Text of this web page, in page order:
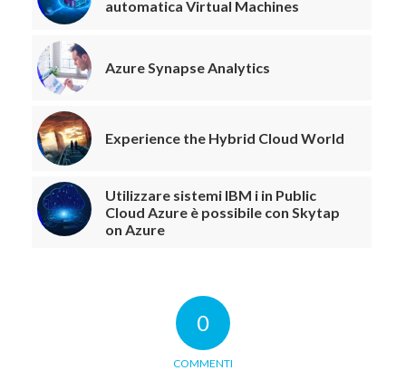
automatica Virtual Machines
Azure Synapse Analytics
Experience the Hybrid Cloud World
Utilizzare sistemi IBM i in Public
Cloud Azure è possibile con Skytap
on Azure
0
COMMENTI